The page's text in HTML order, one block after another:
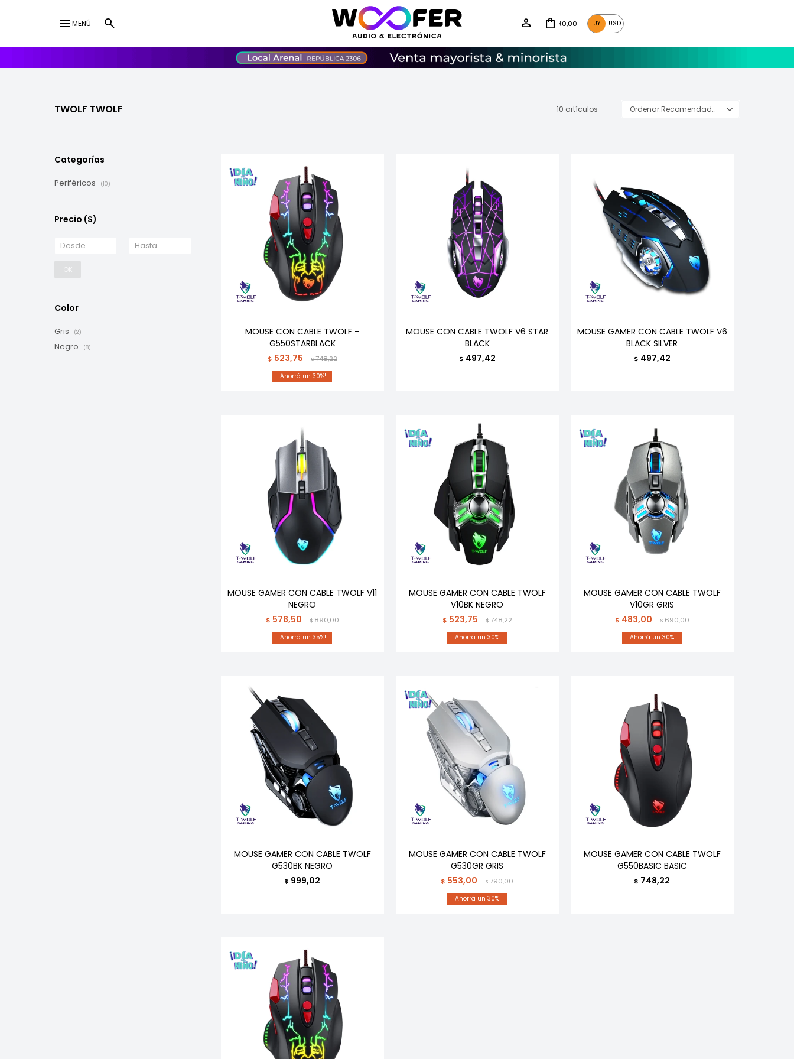
menuMENÚ $0,00 UY USD
TWOLF TWOLF 10 artículos Recomendados
MOUSE CON CABLE TWOLF -
G550STARBLACK
$ 523,75 $748,22
30
MOUSE CON CABLE TWOLF V6 STAR
BLACK
$ 497,42
MOUSE GAMER CON CABLE TWOLF V6
BLACK SILVER
$ 497,42
MOUSE GAMER CON CABLE TWOLF V11
NEGRO
$ 578,50 $890,00
35
MOUSE GAMER CON CABLE TWOLF
V10BK NEGRO
$ 523,75 $748,22
30
MOUSE GAMER CON CABLE TWOLF
V10GR GRIS
$ 483,00 $690,00
30
MOUSE GAMER CON CABLE TWOLF
G530BK NEGRO
$ 999,02
MOUSE GAMER CON CABLE TWOLF
G530GR GRIS
$ 553,00 $790,00
30
MOUSE GAMER CON CABLE TWOLF
G550BASIC BASIC
$ 748,22
Categorías
Periféricos (10)
Precio ($)
OK
Color
Gris (2)
Negro (8)